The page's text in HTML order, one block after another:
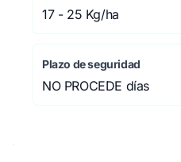
17 - 25 Kg/ha
Plazo de seguridad
NO PROCEDE días